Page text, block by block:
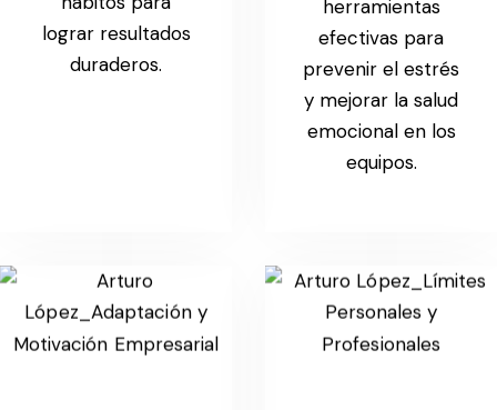
lograr resultados
duraderos.
herramientas
efectivas para
prevenir el estrés
y mejorar la salud
emocional en los
equipos.